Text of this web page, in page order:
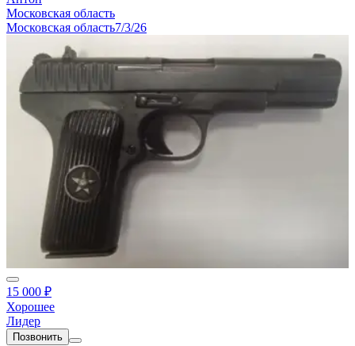
Московская область
Московская область7/3/26
15 000 ₽
Хорошее
Лидер
Позвонить